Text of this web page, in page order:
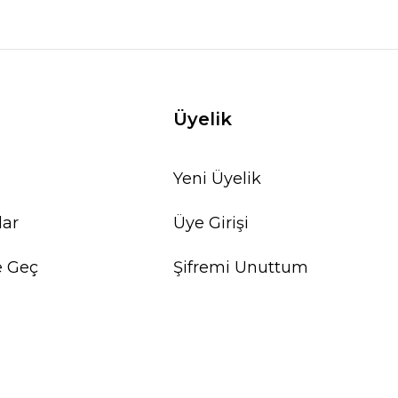
Geç
Üyelik
Yeni Üyelik
Üye Girişi
Şifremi Unuttum